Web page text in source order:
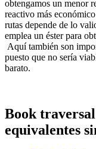
obtengamos un menor
reactivo más
rutas depende de lo
emplea un éster para
Aquí también son
puesto que no sería
barato.
Book
equivalentes